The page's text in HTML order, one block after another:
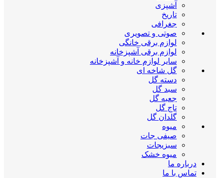
آشپزی
تاریخ
جغرافی
صوتی و تصویری
لوازم برقی خانگی
لوازم برقی آشپزخانه
سایر لوازم خانه و آشپزخانه
گل شاخه ای
دسته گل
سبد گل
جعبه گل
تاج گل
گلدان گل
میوه
صیفی جات
سبزیجات
میوه خشک
درباره ما
تماس با ما